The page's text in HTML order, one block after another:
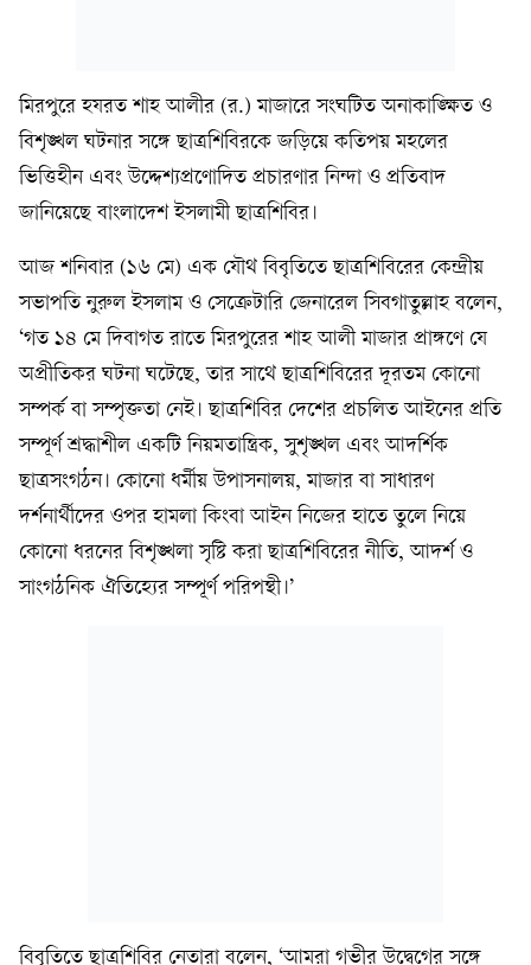
মিরপুরে হযরত শাহ আলীর (র.) মাজারে সংঘটিত অনাকাঙ্ক্ষিত ও
বিশৃঙ্খল ঘটনার সঙ্গে ছাত্রশিবিরকে জড়িয়ে কতিপয় মহলের
ভিত্তিহীন এবং উদ্দেশ্যপ্রণোদিত প্রচারণার নিন্দা ও প্রতিবাদ
জানিয়েছে বাংলাদেশ ইসলামী ছাত্রশিবির।
আজ শনিবার (১৬ মে) এক যৌথ বিবৃতিতে ছাত্রশিবিরের কেন্দ্রীয়
সভাপতি নুরুল ইসলাম ও সেক্রেটারি জেনারেল সিবগাতুল্লাহ বলেন,
‘গত ১৪ মে দিবাগত রাতে মিরপুরের শাহ আলী মাজার প্রাঙ্গণে যে
অপ্রীতিকর ঘটনা ঘটেছে, তার সাথে ছাত্রশিবিরের দূরতম কোনো
সম্পর্ক বা সম্পৃক্ততা নেই। ছাত্রশিবির দেশের প্রচলিত আইনের প্রতি
সম্পূর্ণ শ্রদ্ধাশীল একটি নিয়মতান্ত্রিক, সুশৃঙ্খল এবং আদর্শিক
ছাত্রসংগঠন। কোনো ধর্মীয় উপাসনালয়, মাজার বা সাধারণ
দর্শনার্থীদের ওপর হামলা কিংবা আইন নিজের হাতে তুলে নিয়ে
কোনো ধরনের বিশৃঙ্খলা সৃষ্টি করা ছাত্রশিবিরের নীতি, আদর্শ ও
সাংগঠনিক ঐতিহ্যের সম্পূর্ণ পরিপন্থী।’
বিবৃতিতে ছাত্রশিবির নেতারা বলেন, ‘আমরা গভীর উদ্বেগের সঙ্গে